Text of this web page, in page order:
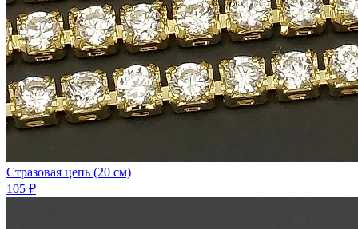
Стразовая цепь (20 см)
105 ₽